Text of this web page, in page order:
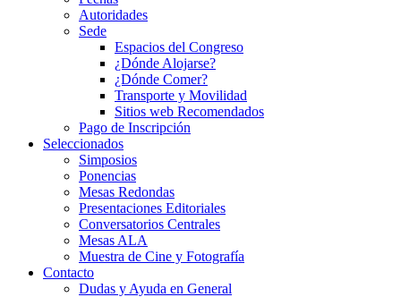
Autoridades
Sede
Espacios del Congreso
¿Dónde Alojarse?
¿Dónde Comer?
Transporte y Movilidad
Sitios web Recomendados
Pago de Inscripción
Seleccionados
Simposios
Ponencias
Mesas Redondas
Presentaciones Editoriales
Conversatorios Centrales
Mesas ALA
Muestra de Cine y Fotografía
Contacto
Dudas y Ayuda en General